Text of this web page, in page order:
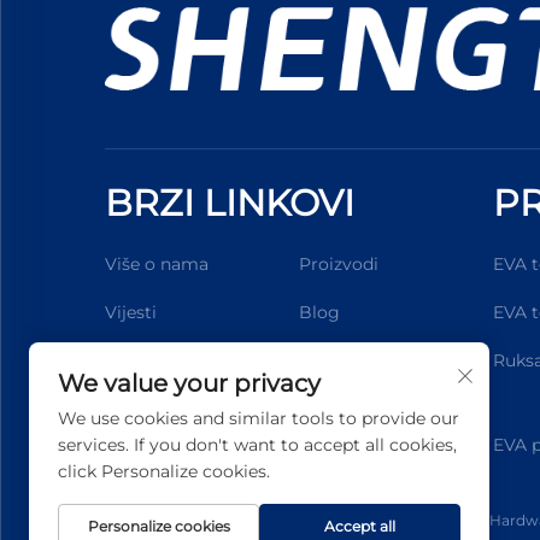
BRZI LINKOVI
Više o nama Proizvodi
Vijesti Blog
EVA
EVA
EVA
Autorska prava © 2025 Dongguan Shengteng Plastic
We value your privacy
We use cookies and similar tools to provide our
services. If you don't want to accept all cookies,
click Personalize cookies.
Personalize cookies Accept all